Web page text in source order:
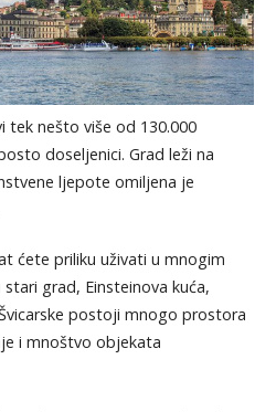
tek nešto više od 130.000
doseljenici. Grad leži na
ljepote omiljena je
ćete priliku uživati u mnogim
grad, Einsteinova kuća,
postoji mnogo prostora
i mnoštvo objekata